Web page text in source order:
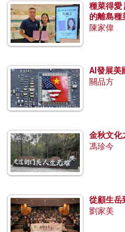
種菜得愛
的離島種
陳家偉
AI發展美
關品方
金秋文化
馮珍今
從顧生岳
劉家美